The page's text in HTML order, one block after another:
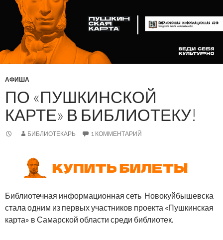
АФИША
ПО «ПУШКИНСКОЙ
КАРТЕ» В БИБЛИОТЕКУ!
БИБЛИОТЕКАРЬ 1 КОММЕНТАРИЙ
Библиотечная информационная сеть Новокуйбышевска
стала одним из первых участников проекта «Пушкинская
карта» в Самарской области среди библиотек.